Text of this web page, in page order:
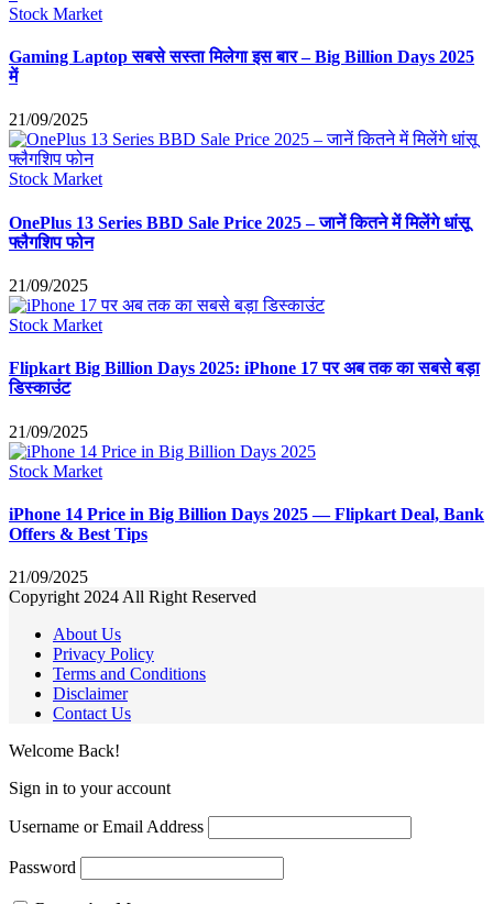
Stock Market
Gaming Laptop सबसे सस्ता मिलेगा इस बार – Big Billion Days 2025
में
21/09/2025
Stock Market
OnePlus 13 Series BBD Sale Price 2025 – जानें कितने में मिलेंगे धांसू
फ्लैगशिप फोन
21/09/2025
Stock Market
Flipkart Big Billion Days 2025: iPhone 17 पर अब तक का सबसे बड़ा
डिस्काउंट
21/09/2025
Stock Market
iPhone 14 Price in Big Billion Days 2025 — Flipkart Deal, Bank
Offers & Best Tips
21/09/2025
Copyright 2024 All Right Reserved
About Us
Privacy Policy
Terms and Conditions
Disclaimer
Contact Us
Welcome Back!
Sign in to your account
Username or Email Address
Password